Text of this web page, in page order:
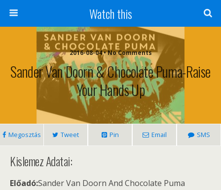
Watch this
2016-08-04 • No Comments
Sander Van Doorn & Chocolate Puma-Raise
Your Hands Up
Megosztás Tweet Pin Email SMS
Kislemez Adatai:
Előadó:Sander Van Doorn And Chocolate Puma